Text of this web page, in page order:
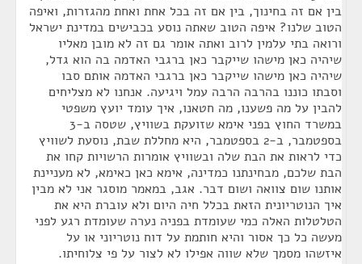
בין אם זה בחינוך, בין אם זה בכל אחת ואחת מהגזרות, ואיפה
הטוב שלנו? איפה הטוב שאתה נוסע בכבישים במדינת ישראל
ורואה בתי עלמין לרוב ואתה אומר גם זה לא מובן מאליו
שיהיה כאן מישהו שייקבר כאן ברגבי האדמה בה הוא גדל,
שיהיה כאן מישהו שייקבר כאן ברגבי האדמה אותם סבו
וסבתו כוננו בהרבה הרבה עמל ויגיעה. אנחנו לא מצליחים
להבין על מה פשענו, מה חטאנו, איך עומד יועץ משפטי
במשרד החוץ בפני אימא שזועקת בשוויץ, שטסה ב-3
בספטמבר, ב-2 בספטמבר, היא מחללת שבת, נוסעת לשוויץ
כדי לראות את הבת שלה ובשוויץ אומרות הרשויות קחו את
הבת שלכם, מבחינתנו כמדינה, אימא כאן כאימא, לא מעניינת
אותנו שום צוואה ושום דבר. אגב, במאמר מוסגר אני לא מבין
איך הנוטריונית הזאת בכלל חיה היום ולא עוברת היא את
הטלטלות האלה כמי שעומדת בפניה נערה שעומדת רגע לפני
מעשה כל כך אסור והיא חותמת על דוח נוטריוני או על
איזשהו מסמך שלא שווה אפילו לא לצור על פי צלוחיתו.